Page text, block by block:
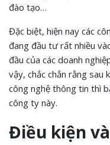
đào tạo…
Đặc biệt, hiện nay các
đang đầu tư rất nhiều
đầu của các doanh
vậy, chắc chắn rằng sau
công nghệ thông tin thì
công ty này.
Điều kiện